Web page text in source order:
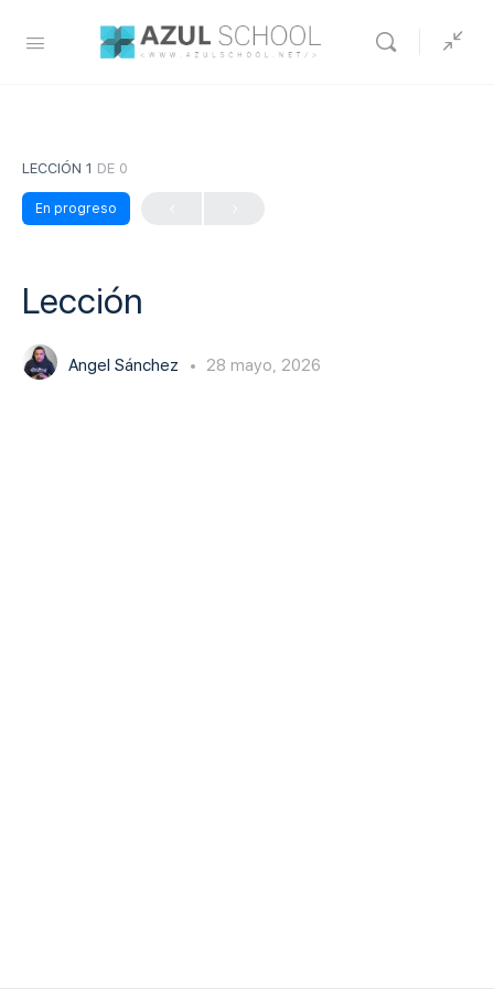
LECCIÓN 1 DE 0
En progreso
Lección
Angel Sánchez 28 mayo, 2026